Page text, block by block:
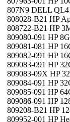
807N9 DELL
808028-B21 HP
808722-B21 HP
809080-091 HP
809081-081 HP
809082-091 HP
809083-091 HP
809083-09X HP
809084-091 HP
809085-091 HP
809086-091 HP
809208-B21 HP
809952-001 HP